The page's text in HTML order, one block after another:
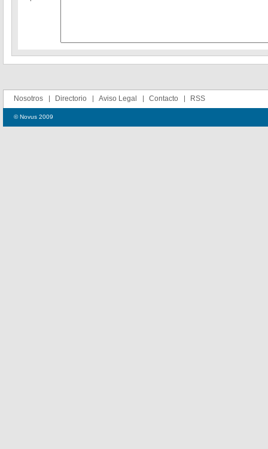
Nosotros Directorio Aviso Legal Contacto RSS
© Novus 2009